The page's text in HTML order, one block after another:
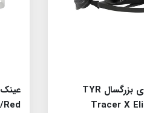
عینک شنا مسابقه ای بزرگسال TYR
Tracer X